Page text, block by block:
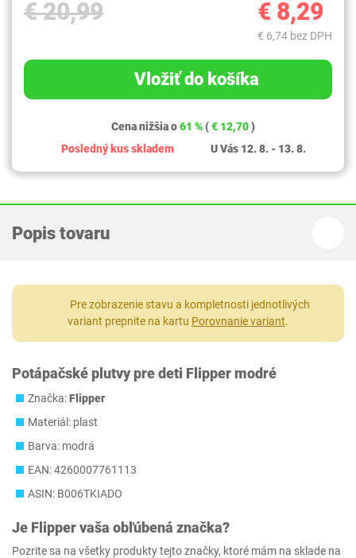
€ 20,99 € 8,29
€ 6,74 bez DPH
Vložiť do košíka
Cena nižšia o61 % (€ 12,70)
Posledný kus skladem
U Vás 12. 8. - 13. 8.
Popis tovaru
Pre zobrazenie stavu a kompletnosti jednotlivých
variant prepnite na kartu Porovnanie variant.
Potápačské plutvy pre deti Flipper modré
Značka:Flipper
Materiál: plast
Barva: modrá
EAN: 4260007761113
ASIN: B006TKIADO
Je Flippervaša obľúbená značka?
Pozrite sa na všetky produkty tejto značky, ktoré mám na sklade na